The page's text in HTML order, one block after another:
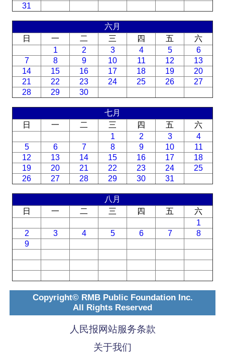
31
六月
日
一 二 三 四 五
六
1
2 3 4 5
6
7
8 9 10 11 12
13
14
15 16 17 18 19
20
21
22 23 24 25 26
27
28
29 30
七月
日
一 二 三 四 五
六
1
2 3
4
5
6 7 8 9 10
11
12
13 14 15 16 17
18
19
20 21 22 23 24
25
26
27 28 29 30 31
八月
日
一 二 三 四 五
六
1
2
3 4 5 6 7
8
9
Copyright© RMB Public Foundation Inc.
All Rights Reserved
人民报网站服务条款
关于我们